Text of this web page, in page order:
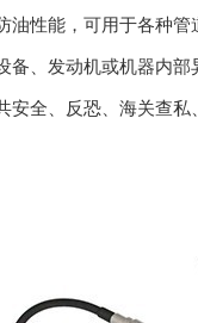
性能，可用于各种管
、发动机或机器内部
全、反恐、海关查私